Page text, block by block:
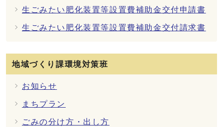
生ごみたい肥化装置等設置費補助金交付申請書
生ごみたい肥化装置等設置費補助金交付請求書
地域づくり課環境対策班
お知らせ
まちプラン
ごみの分け方・出し方